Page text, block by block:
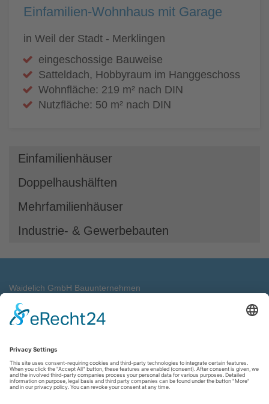
Einfamilien-Wohnhaus mit Garage
in Weil der Stadt - Merklingen
eingeschossige Bauweise
Satteldach, Hobbyraum im Hanggeschoss
Wohnfläche: 219 m² nach DIN
Nutzfläche: 50 m² nach DIN
Einfamilienhäuser
Doppelhaushälften
Mehrfamilienhäuser
Industrie- & Gewerbebauten
Waidelich GmbH Bauunternehmen
71263 Weil der Stadt
E-Mail:
info@waidelich.de
Impressum
Datenschutz
AGBs